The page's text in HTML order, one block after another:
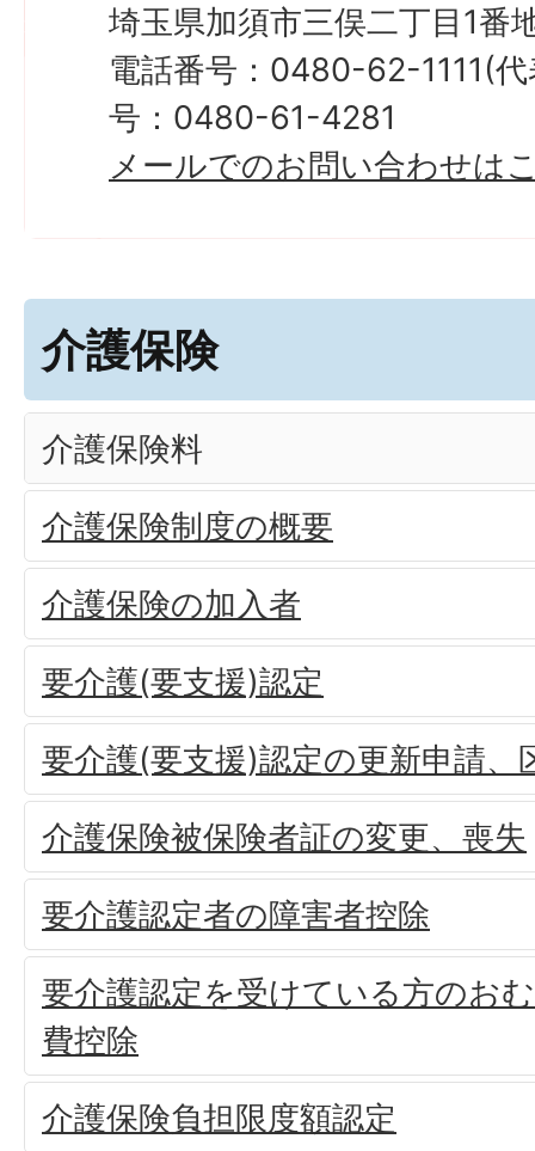
埼玉県加須市三俣二丁目1番
電話番号：0480-62-1111(
号：0480-61-4281
メールでのお問い合わせは
介護保険
介護保険料
介護保険制度の概要
介護保険の加入者
要介護(要支援)認定
要介護(要支援)認定の更新申請、
介護保険被保険者証の変更、喪失
要介護認定者の障害者控除
要介護認定を受けている方のお
費控除
介護保険負担限度額認定